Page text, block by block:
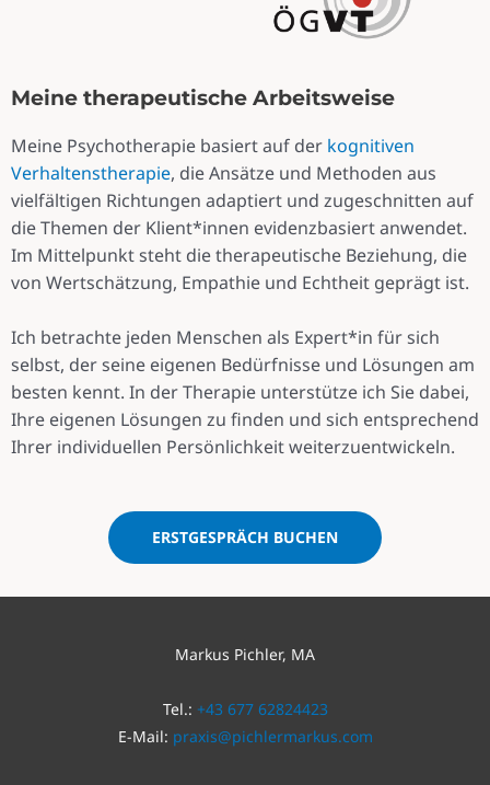
Meine therapeutische Arbeitsweise
Meine Psychotherapie basiert auf der kognitiven
Verhaltenstherapie, die Ansätze und Methoden aus
vielfältigen Richtungen adaptiert und zugeschnitten auf
die Themen der Klient*innen evidenzbasiert anwendet.
Im Mittelpunkt steht die therapeutische Beziehung, die
von Wertschätzung, Empathie und Echtheit geprägt ist.
Ich betrachte jeden Menschen als Expert*in für sich
selbst, der seine eigenen Bedürfnisse und Lösungen am
besten kennt. In der Therapie unterstütze ich Sie dabei,
Ihre eigenen Lösungen zu finden und sich entsprechend
Ihrer individuellen Persönlichkeit weiterzuentwickeln.
ERSTGESPRÄCH BUCHEN
Markus Pichler, MA
Tel.: +43 677 62824423
E-Mail: praxis@pichlermarkus.com